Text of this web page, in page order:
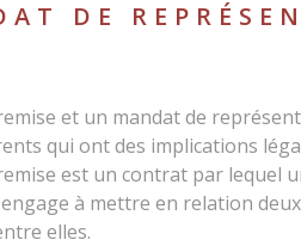
DE
et un mandat de
qui ont des implications
est un contrat par lequel
à mettre en relation
elles.